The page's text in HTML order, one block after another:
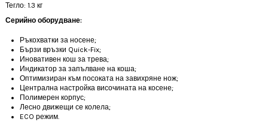
Тегло: 1.3 кг
Серийно оборудване:
Ръкохватки за носене;
Бързи връзки Quick-Fix;
Иновативен кош за трева;
Индикатор за запълване на коша;
Оптимизиран към посоката на завихряне нож;
Централна настройка височината на косене;
Полимерен корпус;
Лесно движещи се колела;
ECO режим.